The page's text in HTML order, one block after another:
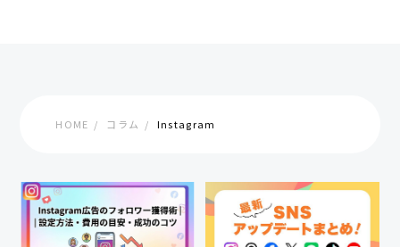
HOME コラム Instagram